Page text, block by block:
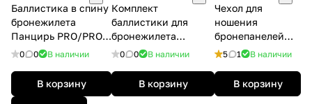
Баллистика в спину
бронежилета
Панцирь PRO/PRO
mod.2 ССО
0 0 В наличии
В корзину
Комплект
баллистики для
бронежилета
Панцирь (Pro и Pro
0 0 В наличии
В корзину
Чехол для
ношения
бронепанелей
Панцирь PRO
5 1 В наличии
В корзину